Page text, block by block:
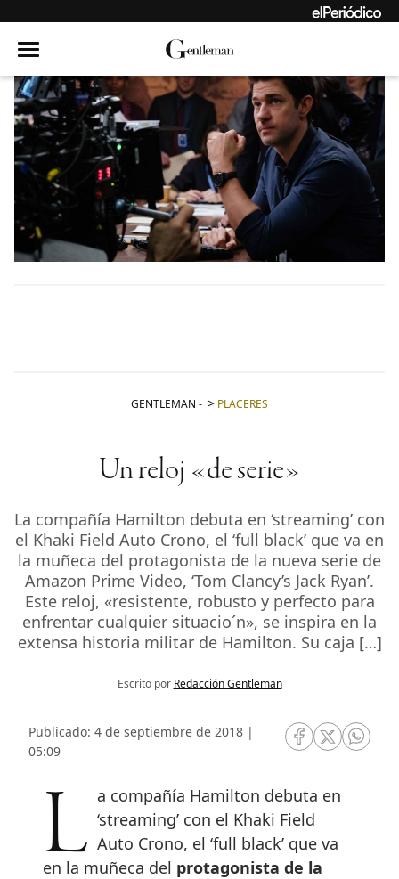
GENTLEMAN - PLACERES
Un reloj «de serie»
La compañía Hamilton debuta en ‘streaming’ con
el Khaki Field Auto Crono, el ‘full black’ que va en
la muñeca del protagonista de la nueva serie de
Amazon Prime Video, ‘Tom Clancy’s Jack Ryan’.
Este reloj, «resistente, robusto y perfecto para
enfrentar cualquier situacio´n», se inspira en la
extensa historia militar de Hamilton. Su caja […]
Escrito por Redacción Gentleman
Publicado: 4 de septiembre de 2018 |
05:09
RRSS Facebook
RRSSRRSS
La compañía Hamilton debuta en ‘streaming’ con el Khaki Field
Auto Crono, el ‘full black’ que va
en la muñeca del protagonista de la